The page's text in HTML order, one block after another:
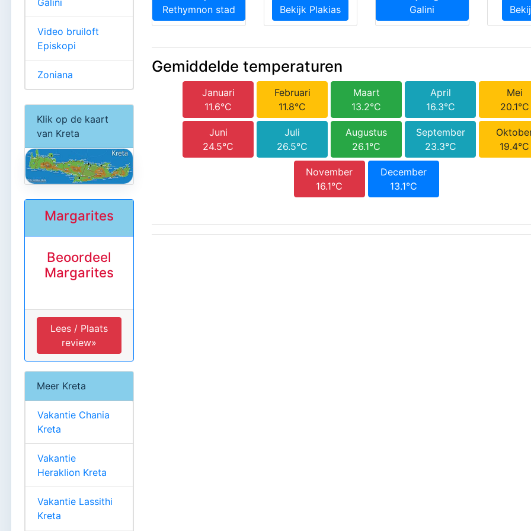
Rethymnon stad
Bekijk Plakias
Galini
Gemiddelde temperaturen
Januari
11.6°C
Februari
11.8°C
Maart
13.2°C
April
16.3°C
Mei
20.1°C
Juni
24.5°C
Juli
26.5°C
Augustus
26.1°C
September
23.3°C
19.4°C
November
16.1°C
December
13.1°C
Video bruiloft
Episkopi
Zoniana
Klik op de kaart
van Kreta
Margarites
Beoordeel
Margarites
Lees / Plaats
review»
Meer Kreta
Vakantie Chania
Kreta
Vakantie
Heraklion Kreta
Vakantie Lassithi
Kreta